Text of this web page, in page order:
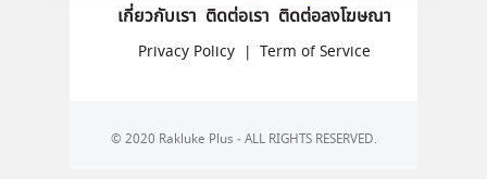
เกี่ยวกับเรา ติดต่อเรา ติดต่อลงโฆษณา
Privacy Policy | Term of Service
© 2020 Rakluke Plus - ALL RIGHTS RESERVED.